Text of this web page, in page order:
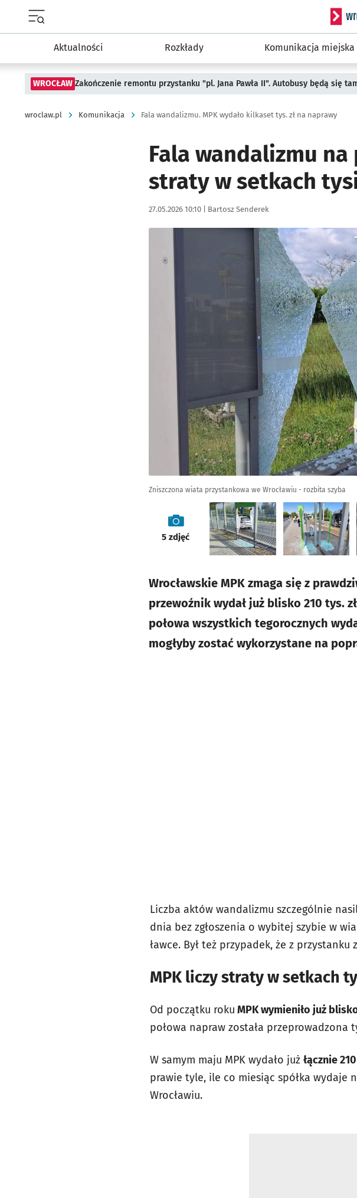
Aktualności Rozkłady Komunikacja miejska
WROCŁAW Zakończenie remontu przystanku "pl. Jana Pawła II". Autobusy będą się
wroclaw.pl Komunikacja Fala wandalizmu. MPK wydało kilkaset tys. zł na naprawy
Fala wandalizmu
straty w setkach
Data publikacji:
27.05.2026 10:10 | Autor:
Bartosz Senderek
Kliknij, aby zobaczyć galerię
Zniszczona wiata przystankowa we Wrocławiu - rozbita szyba
galeria
5 zdjęć
Wrocławskie MPK zmaga się z
przewoźnik wydał już blisko 210 tys.
połowa wszystkich tegorocznych
mogłyby zostać wykorzystane na
Liczba aktów wandalizmu szczególnie
dnia bez zgłoszenia o wybitej szybie w
ławce. Był też przypadek, że z przystanku
MPK liczy straty w setkach
Od początku roku MPK wymieniło już
połowa napraw została przeprowadzona
W samym maju MPK wydało już łącznie
prawie tyle, ile co miesiąc spółka wydaje
Wrocławiu.